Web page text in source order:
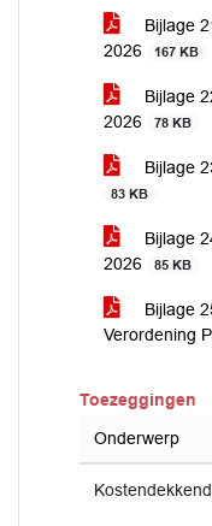
Bijlage
2026
167 KB
Bijlage
2026
78 KB
Bijlage
83 KB
Bijlage
2026
85 KB
Bijlage
Verordening
Toezeggingen
Onderwerp